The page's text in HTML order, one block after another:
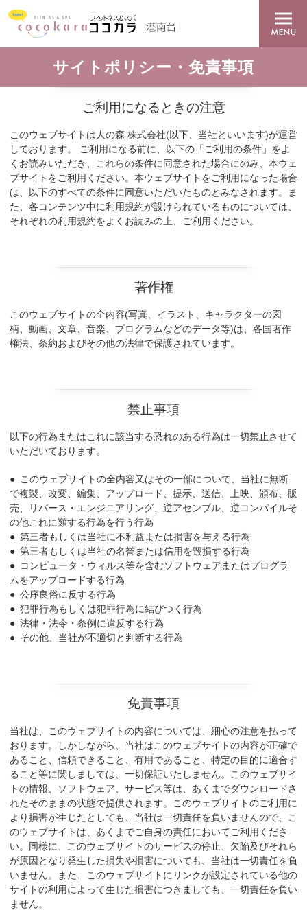
サイトポリシー・免責事項
ご利用になるときの注意
このウェブサイトは人の森 株式会社(以下、当社といいます)が運営
しております。 ご利用になる前に、以下の「ご利用の条件」をよ
くお読みいただき、これらの条件に同意された場合にのみ、本ウェ
ブサイトをご利用ください。本ウェブサイトをご利用になった場合
は、以下のすべての条件に同意いただいたものとみなされます。ま
た、各コンテンツ中に利用規約が設けられているものについては、
それぞれの利用規約をよくお読みの上、ご利用ください。
著作権
このウェブサイトの全内容(写真、イラスト、キャラクターの図
柄、動画、文章、音楽、プログラムなどのデータ等)は、各国著作
権法、条約およびその他の法律で保護されています。
禁止事項
以下の行為またはこれに該当する恐れのある行為は一切禁止させて
いただいております。
このウェブサイトの全内容又はその一部について、当社に無断
で複製、改変、編集、アップロード、提示、送信、上映、頒布、販
売、リバース・エンジニアリング、逆アセンブル、逆コンパイルそ
の他これに類する行為を行う行為
第三者もしくは当社に不利益または損害を与える行為
第三者もしくは当社の名誉または信用を毀損する行為
コンピュータ・ウィルス等を含むソフトウェアまたはプログラ
ムをアップロードする行為
公序良俗に反する行為
犯罪行為もしくは犯罪行為に結びつく行為
法律・法令・条例に違反する行為
その他、当社が不適切と判断する行為
免責事項
当社は、このウェブサイトの内容については、細心の注意を払って
おります。しかしながら、当社はこのウェブサイトの内容が正確で
あること、信頼できること、有用であること、特定の目的に適合す
ること等に関しましては、一切保証いたしません。このウェブサイ
トの情報、ソフトウェア、サービス等は、あくまでダウンロードさ
れたそのままの状態で提供されます。このウェブサイトのご利用に
より損害が生じたとしても、当社は一切責任を負いませんので、こ
のウェブサイトは、あくまでご自身の責任においてご利用くださ
い。同様に、このウェブサイトのサービスの停止、欠陥及びそれら
が原因となり発生した損失や損害についても、当社は一切責任を負
いません。また、このウェブサイトにリンクが設定されている他の
サイトの利用によって生じた損害につきましても、一切責任を負い
ません。